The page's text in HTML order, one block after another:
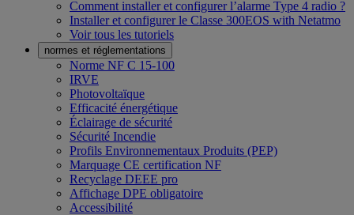
Comment installer et configurer l’alarme Type 4 radio ?
Installer et configurer le Classe 300EOS with Netatmo
Voir tous les tutoriels
normes et réglementations
Norme NF C 15-100
IRVE
Photovoltaïque
Efficacité énergétique
Éclairage de sécurité
Sécurité Incendie
Profils Environnementaux Produits (PEP)
Marquage CE certification NF
Recyclage DEEE pro
Affichage DPE obligatoire
Accessibilité